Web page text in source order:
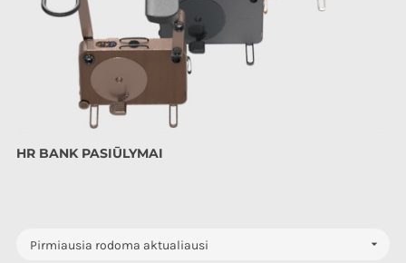
HR BANK PASIŪLYMAI
Pirmiausia rodoma aktualiausi 